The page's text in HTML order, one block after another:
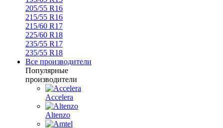
205/55 R16
215/55 R16
215/60 R17
225/60 R18
235/55 R17
235/55 R18
Все производители
Популярные
производители
Accelera
Altenzo